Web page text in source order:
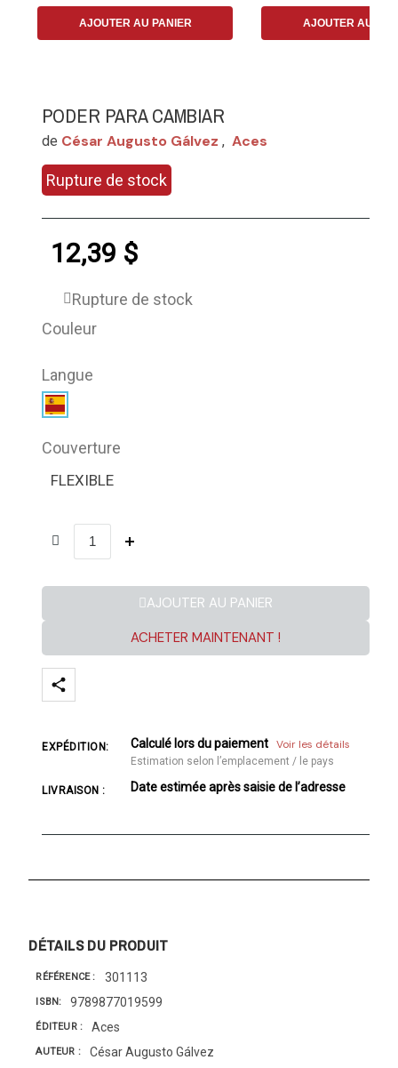
AJOUTER AU PANIER AJOUTER AU
PODER PARA CAMBIAR
de César Augusto Gálvez , Aces
Rupture de stock
12,39 $
Rupture de stock
Couleur
Langue
Couverture
FLEXIBLE
AJOUTER AU PANIER
ACHETER MAINTENANT !
EXPÉDITION: Calculé lors du paiement Voir les détails
Estimation selon l’emplacement / le pays
LIVRAISON : Date estimée après saisie de l’adresse
DÉTAILS DU PRODUIT
RÉFÉRENCE 301113
ISBN 9789877019599
ÉDITEUR Aces
AUTEUR César Augusto Gálvez